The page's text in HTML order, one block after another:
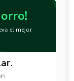
el mejor